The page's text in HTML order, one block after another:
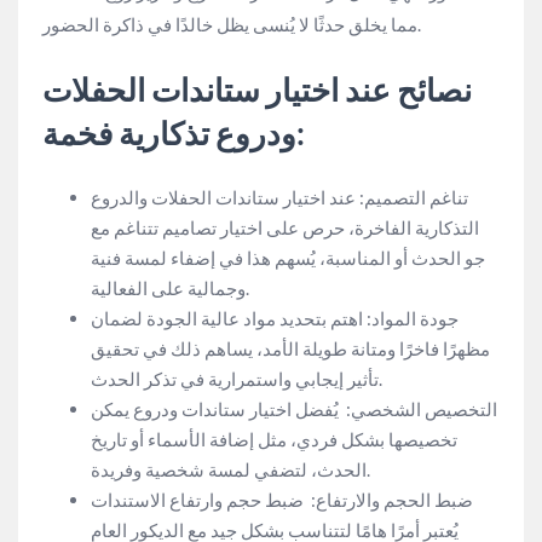
نصائح عند اختيار ستاندات الحفلات
ودروع تذكارية فخمة:
تناغم التصميم: عند اختيار ستاندات الحفلات والدروع
التذكارية الفاخرة، حرص على اختيار تصاميم تتناغم مع
جو الحدث أو المناسبة، يُسهم هذا في إضفاء لمسة فنية
جودة المواد: اهتم بتحديد مواد عالية الجودة لضمان
مظهرًا فاخرًا ومتانة طويلة الأمد، يساهم ذلك في تحقيق
التخصيص الشخصي: يُفضل اختيار ستاندات ودروع يمكن
تخصيصها بشكل فردي، مثل إضافة الأسماء أو تاريخ
ضبط الحجم والارتفاع: ضبط حجم وارتفاع الاستندات
يُعتبر أمرًا هامًا لتتناسب بشكل جيد مع الديكور العام